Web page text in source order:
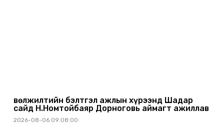
Өвөлжилтийн бэлтгэл ажлын хүрээнд Шадар
сайд Н.Номтойбаяр Дорноговь аймагт ажиллав
2026-08-06 09:08:00